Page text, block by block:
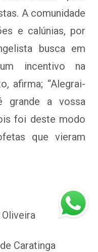
A comunidade
e calúnias, por
busca em
incentivo na
afirma; “Alegrai-
grande a vossa
foi deste modo
que vieram
Caratinga